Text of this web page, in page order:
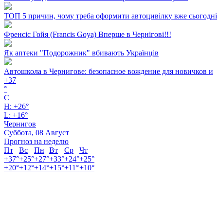
ТОП 5 причин, чому треба оформити автоцивілку вже сьогодні
Френсіс Гойя (Francis Goya) Вперше в Чернігові!!!
Як аптеки "Подорожник" вбивають Українців
Автошкола в Чернигове: безопасное вождение для новичков и
+37
°
C
H: +26°
L: +16°
Чернигов
Суббота, 08 Август
Прогноз на неделю
Пт
Вс Пн Вт Ср
Чт
+37°+25°+27°+33°+24°+25°
+20°+12°+14°+15°+11°+10°